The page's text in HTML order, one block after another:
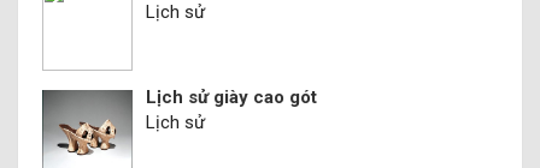
Lịch sử
Lịch sử giày cao gót
Lịch sử